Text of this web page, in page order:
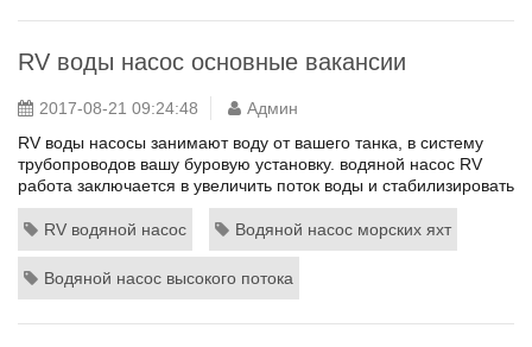
RV воды насос основные вакансии
2017-08-21 09:24:48
Админ
RV воды насосы занимают воду от вашего танка, в систему
трубопроводов вашу буровую установку. водяной насос RV
работа заключается в увеличить поток воды и стабилизировать
его давление. Иными словами, это очень важно. среднем RV
поставляется с 50-галлон резервуар пресной воды 200-
галлон. Эта вода является ваш мост, когда путешествия, или
когда поход без приставки. ваши способности, чтобы
потреблять...
RV водяной насос Водяной насос морских яхт
Водяной насос высокого потока